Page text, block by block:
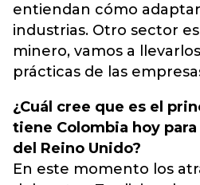
entiendan cómo
industrias. Otro sector
minero, vamos a
prácticas de las
¿Cuál cree que es el
tiene Colombia hoy
del Reino Unido?
En este momento los